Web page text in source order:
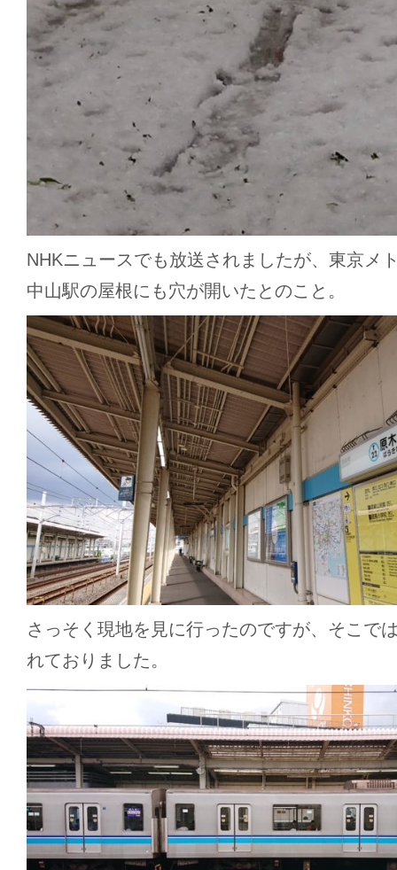
NHKニュースでも放送されましたが、東京メ
中山駅の屋根にも穴が開いたとのこと。
さっそく現地を見に行ったのですが、そこで
れておりました。